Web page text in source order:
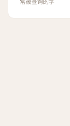
常被查询的字